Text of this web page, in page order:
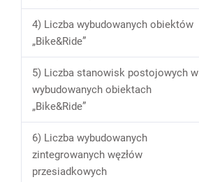
4) Liczba wybudowanych obiektów
„Bike&Ride”
5) Liczba stanowisk postojowych w
wybudowanych obiektach
„Bike&Ride”
6) Liczba wybudowanych
zintegrowanych węzłów
przesiadkowych